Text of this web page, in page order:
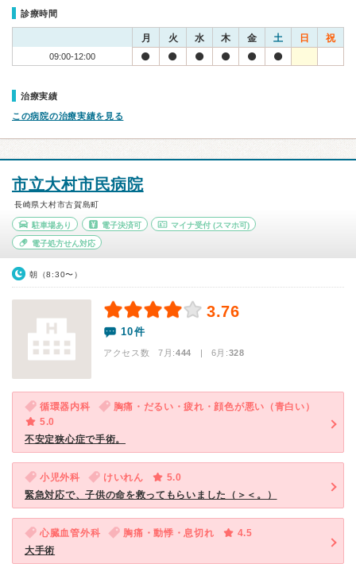
診療時間
月 火 水 木 金 土 日 祝
09:00-12:00
治療実績
この病院の治療実績を見る
市立大村市民病院
長崎県大村市古賀島町
駐車場あり 電子決済可 マイナ受付 (スマホ可)
電子処方せん対応
朝（8:30〜）
3.76
10件
アクセス数 7月:444 | 6月:328
循環器内科
胸痛・だるい・疲れ・顔色が悪い（青白い）
5.0
不安定狭心症で手術。
小児外科 けいれん
5.0
緊急対応で、子供の命を救ってもらいました（＞＜。）
心臓血管外科 胸痛・動悸・息切れ
4.5
大手術